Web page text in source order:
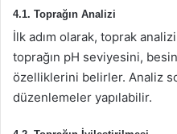
4.1. Toprağın Analizi
İlk adım olarak, toprak analizi
toprağın pH seviyesini,
özelliklerini belirler. Analiz
düzenlemeler yapılabilir.